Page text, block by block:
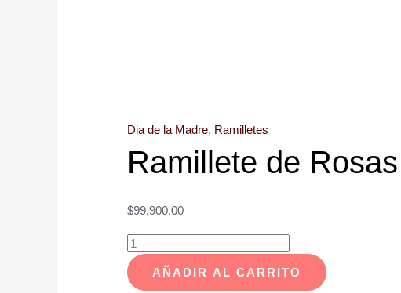
Dia de la Madre, Ramilletes
Ramillete de
$99,900.00
AÑADIR AL CARRITO